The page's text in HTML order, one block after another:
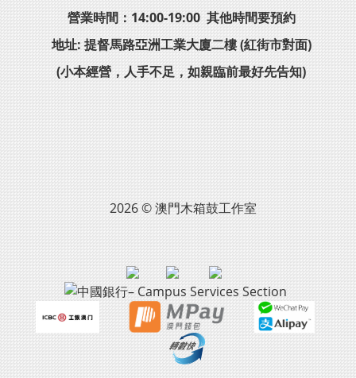
營業時間：14:00-19:00 其他時間要預約
地址: 提督馬路亞洲工業大廈二樓 (紅街市對面)
(小本經營，人手不足，如親臨前最好先告知)
2026 © 澳門木箱鼓工作室